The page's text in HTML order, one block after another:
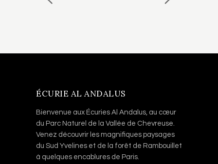
ÉCURIE AL ANDALUS
Bienvenue aux Écuries Al Andalus, au cœur
du Parc Naturel de la Vallée de Chevreuse.
Venez découvrir les magnifiques paysages
du Sud Yvelines et de la forêt de Rambouillet
à quelques encablures de Paris.